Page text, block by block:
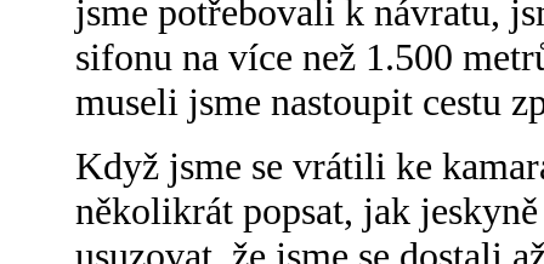
jsme potřebovali k návratu,
sifonu na více než 1.500
museli jsme nastoupit cestu
Když jsme se vrátili ke
několikrát popsat, jak
usuzovat, že jsme se dostali